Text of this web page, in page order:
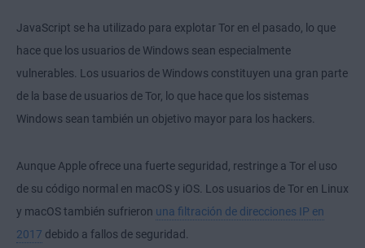
JavaScript se ha utilizado para explotar Tor en el pasado, lo que
hace que los usuarios de Windows sean especialmente
vulnerables. Los usuarios de Windows constituyen una gran parte
de la base de usuarios de Tor, lo que hace que los sistemas
Windows sean también un objetivo mayor para los hackers.
Aunque Apple ofrece una fuerte seguridad, restringe a Tor el uso
de su código normal en macOS y iOS. Los usuarios de Tor en Linux
y macOS también sufrieron una filtración de direcciones IP en
2017 debido a fallos de seguridad.